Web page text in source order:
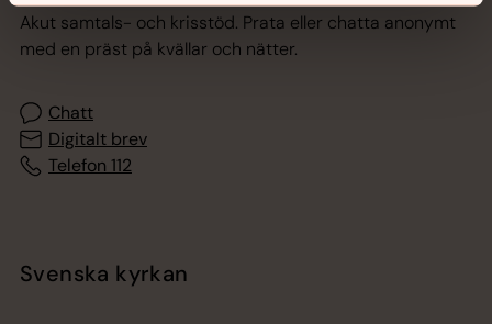
Akut samtals- och krisstöd. Prata eller chatta anonymt
med en präst på kvällar och nätter.
Chatt
Digitalt brev
Telefon 112
Svenska kyrkan